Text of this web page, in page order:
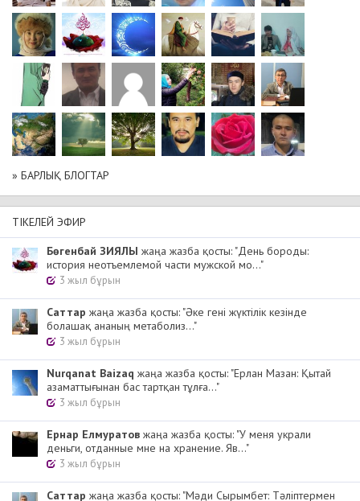
» БАРЛЫҚ БЛОГТАР
ТІКЕЛЕЙ ЭФИР
Бөгенбай ЗИЯЛЫ жаңа жазба қосты: "День бороды:
история неотъемлемой части мужской мо..."
3 жыл бұрын
Cаттар жаңа жазба қосты: "Әке гені жүктілік кезінде
болашақ ананың метаболиз..."
3 жыл бұрын
Nurqanat Baizaq жаңа жазба қосты: "Ерлан Мазан: Қытай
азаматтығынан бас тартқан тұлға..."
3 жыл бұрын
Ернар Елмуратов жаңа жазба қосты: "У меня украли
деньги, отданные мне на хранение. Яв..."
3 жыл бұрын
Cаттар жаңа жазба қосты: "Мәди Сырымбет: Тәліптермен